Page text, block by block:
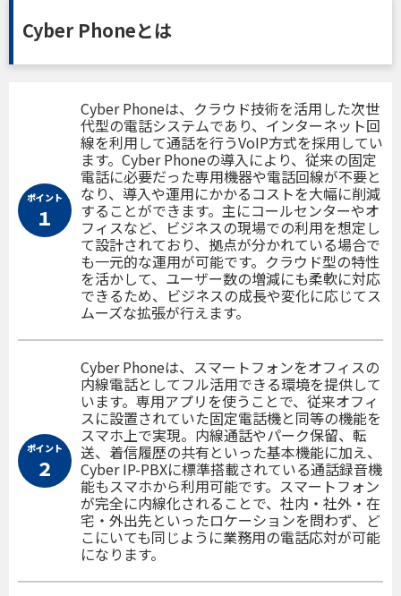
Cyber Phoneとは
ポイント
１
Cyber Phoneは、クラウド技術を活用した次世
代型の電話システムであり、インターネット回
線を利用して通話を行うVoIP方式を採用してい
ます。Cyber Phoneの導入により、従来の固定
電話に必要だった専用機器や電話回線が不要と
なり、導入や運用にかかるコストを大幅に削減
することができます。主にコールセンターやオ
フィスなど、ビジネスの現場での利用を想定し
て設計されており、拠点が分かれている場合で
も一元的な運用が可能です。クラウド型の特性
を活かして、ユーザー数の増減にも柔軟に対応
できるため、ビジネスの成長や変化に応じてス
ムーズな拡張が行えます。
ポイント
２
Cyber Phoneは、スマートフォンをオフィスの
内線電話としてフル活用できる環境を提供して
います。専用アプリを使うことで、従来オフィ
スに設置されていた固定電話機と同等の機能を
スマホ上で実現。内線通話やパーク保留、転
送、着信履歴の共有といった基本機能に加え、
Cyber IP-PBXに標準搭載されている通話録音機
能もスマホから利用可能です。スマートフォン
が完全に内線化されることで、社内・社外・在
宅・外出先といったロケーションを問わず、ど
こにいても同じように業務用の電話応対が可能
になります。